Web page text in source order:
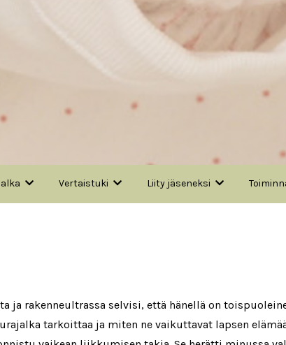
Vertaistuki Liity jäseneksi
ja rakenneultrassa selvisi, että hänellä on
tarkoittaa ja miten ne vaikuttavat lapsen